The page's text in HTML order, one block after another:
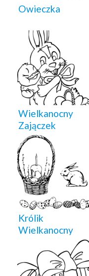
Owieczka
Wielkanocny
Zajączek
Królik
Wielkanocny